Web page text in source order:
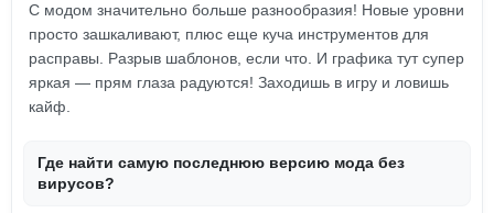
С модом значительно больше разнообразия! Новые уровни
просто зашкаливают, плюс еще куча инструментов для
расправы. Разрыв шаблонов, если что. И графика тут супер
яркая — прям глаза радуются! Заходишь в игру и ловишь
кайф.
Где найти самую последнюю версию мода без
вирусов?